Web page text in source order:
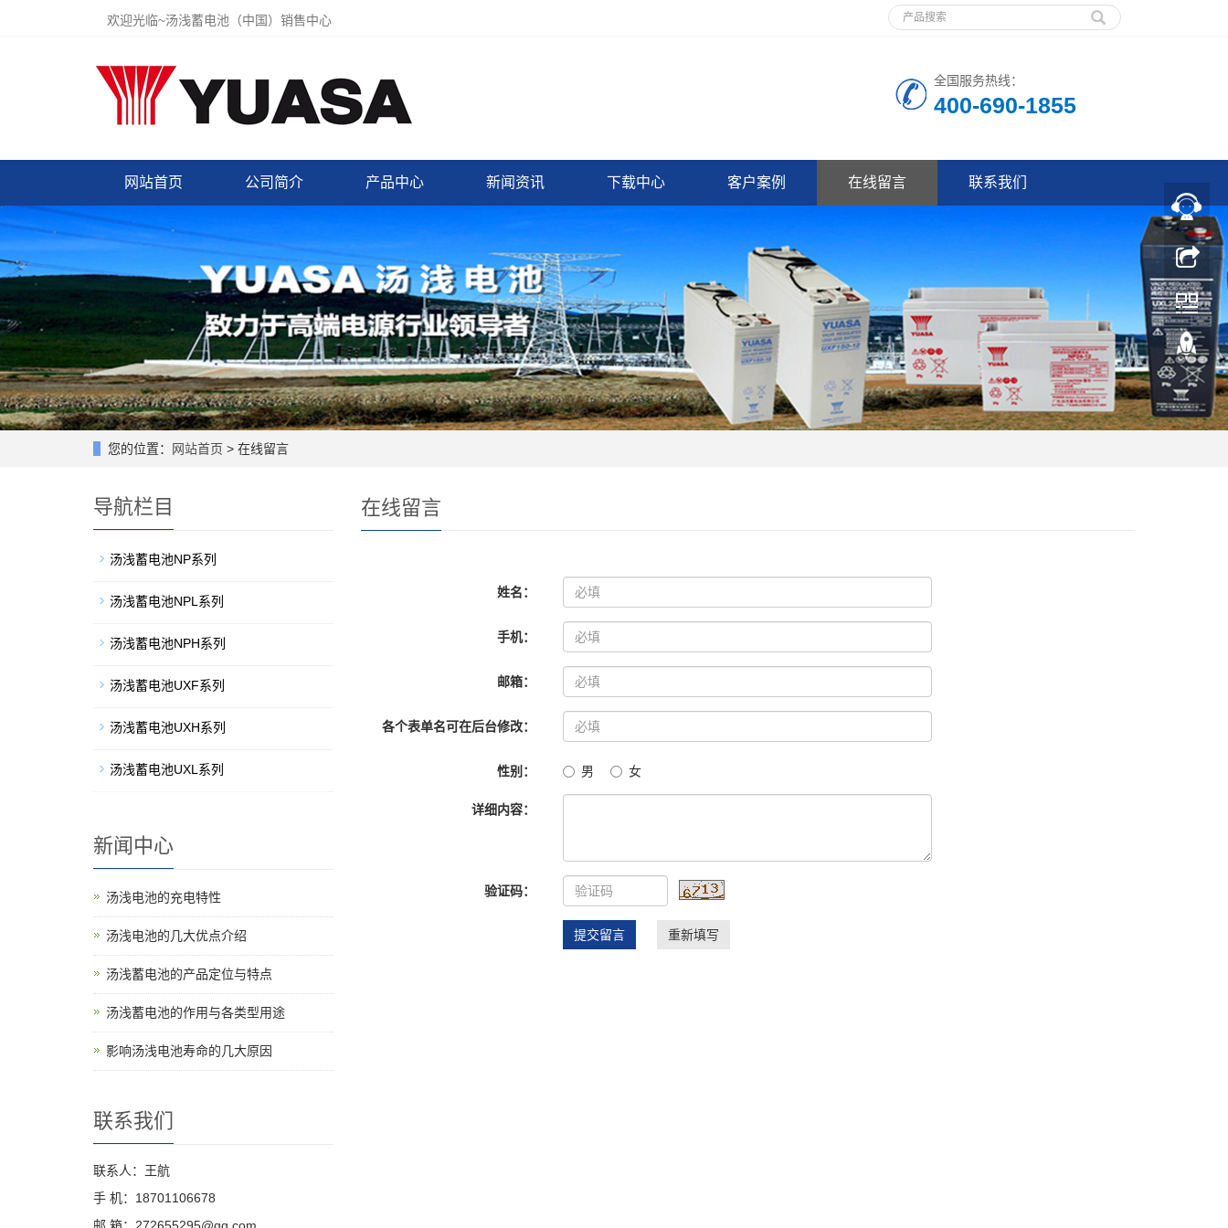
欢迎光临~汤浅蓄电池（中国）销售中心
全国服务热线：
400-690-1855
网站首页 公司简介 产品中心 新闻资讯 下载中心 客户案例 在线留言 联系我们
您的位置： 网站首页 > 在线留言
在线留言
姓名：
手机：
邮箱：
各个表单名可在后台修改：
性别： 男 女
详细内容：
验证码：
提交留言 重新填写
导航栏目
汤浅蓄电池NP系列
汤浅蓄电池NPL系列
汤浅蓄电池NPH系列
汤浅蓄电池UXF系列
汤浅蓄电池UXH系列
汤浅蓄电池UXL系列
新闻中心
汤浅电池的充电特性
汤浅电池的几大优点介绍
汤浅蓄电池的产品定位与特点
汤浅蓄电池的作用与各类型用途
影响汤浅电池寿命的几大原因
联系我们
联系人：王航
手 机：18701106678